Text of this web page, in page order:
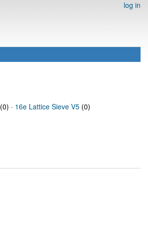
log in
(0) · 16e Lattice Sieve V5 (0)